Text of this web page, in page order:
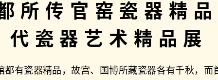
所传官窑瓷器精
代瓷器艺术精品展
都有瓷器精品，故宫、国博所藏瓷器各有千秋，而